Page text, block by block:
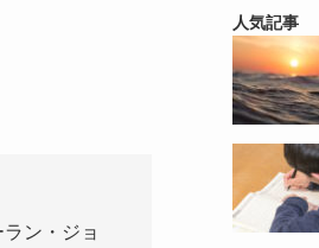
ン・ジョ
人気記事